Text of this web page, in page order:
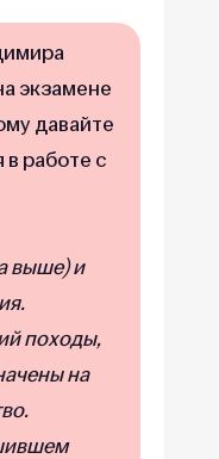
экзамене
давайте
работе с
выше) и
походы,
на